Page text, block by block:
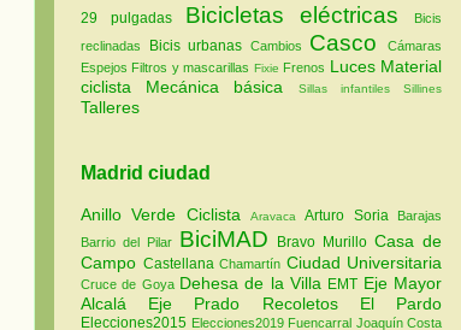
29 pulgadas Bicicletas eléctricas
Bicis
reclinadas
Bicis urbanas Cambios Casco
Cámaras
Espejos Filtros y mascarillas Fixie Frenos Luces Material
ciclista
Mecánica básica Sillas infantiles Sillines
Talleres
Madrid ciudad
Anillo Verde Ciclista AravacaArturo Soria
Barajas
Barrio del Pilar BiciMAD Bravo MurilloCasa de
Campo Castellana Chamartín Ciudad Universitaria
Cruce de Goya Dehesa de la Villa EMT Eje Mayor
Alcalá Eje Prado Recoletos El Pardo
Elecciones2015 Elecciones2019 Fuencarral Joaquín Costa